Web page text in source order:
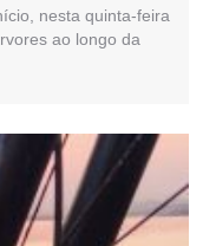
nesta quinta-feira
ao longo da